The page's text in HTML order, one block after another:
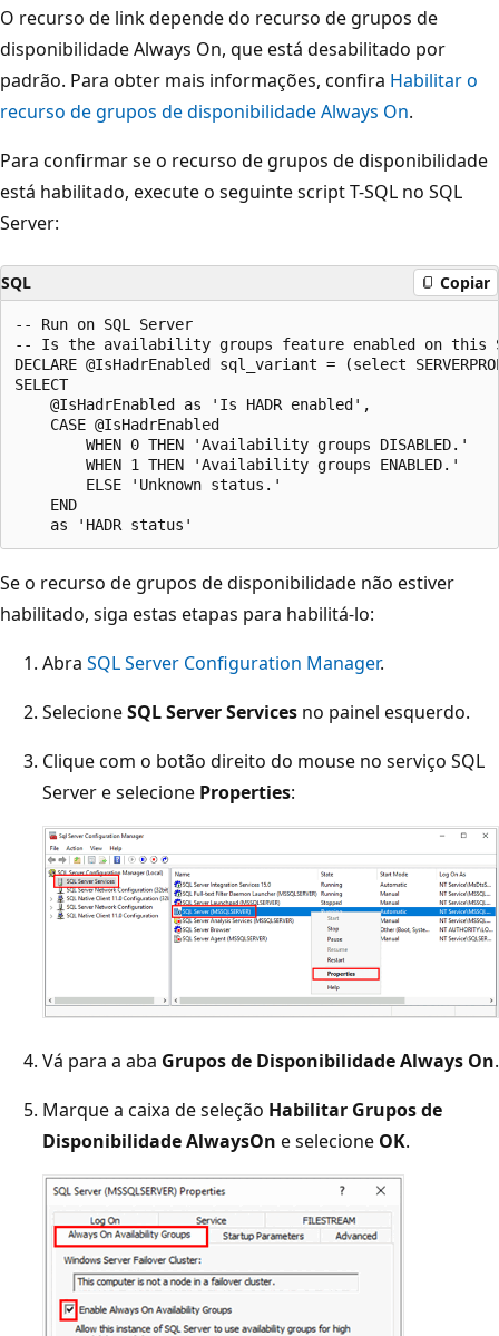
O recurso de link depende do recurso de grupos de
disponibilidade Always On, que está desabilitado por
padrão. Para obter mais informações, confira Habilitar o
recurso de grupos de disponibilidade Always On.
Para confirmar se o recurso de grupos de disponibilidade
está habilitado, execute o seguinte script T-SQL no SQL
Server:
SQL Copiar
-- Run on SQL Server
-- Is the availability groups feature enabled on this
DECLARE @IsHadrEnabled sql_variant = (select
SELECT
    @IsHadrEnabled as 'Is HADR enabled',
    CASE @IsHadrEnabled
        WHEN 0 THEN 'Availability groups DISABLED.'
        WHEN 1 THEN 'Availability groups ENABLED.'
        ELSE 'Unknown status.'
    END
Se o recurso de grupos de disponibilidade não estiver
habilitado, siga estas etapas para habilitá-lo:
Abra SQL Server Configuration Manager.
SelecioneSQL Server Services no painel esquerdo.
Clique com o botão direito do mouse no serviço SQL
Server e selecione Properties:
Vá para a aba Grupos de Disponibilidade Always On.
Marque a caixa de seleção Habilitar Grupos de
Disponibilidade AlwaysOn e selecione OK.